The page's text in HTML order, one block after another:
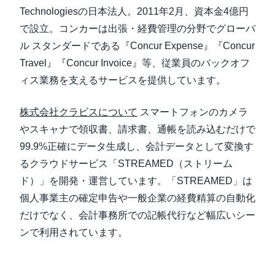
Technologiesの日本法人。2011年2月、資本金4億円
で設立。コンカーは出張・経費管理の分野でグローバ
ル スタンダードである『Concur Expense』『Concur
Travel』『Concur Invoice』等、従業員のバックオフ
ィス業務を支えるサービスを提供しています。
株式会社クラビスについて スマートフォンのカメラ
やスキャナで領収書、請求書、通帳を読み込むだけで
99.9%正確にデータ生成し、会計データとして変換す
るクラウドサービス「STREAMED（ストリーム
ド）」を開発・運営しています。「STREAMED」は
個人事業主の確定申告や一般企業の経費精算の自動化
だけでなく、会計事務所での記帳代行など幅広いシー
ンで利用されています。